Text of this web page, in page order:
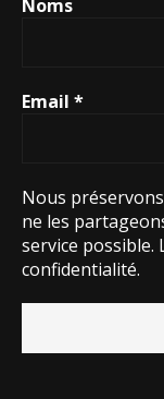
Noms
Email *
Nous
ne les
service possible.
confidentialité.